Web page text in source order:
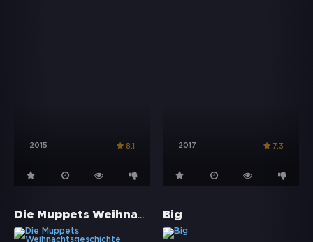
2015 8.1 2017 7.3
Die Muppets Weihnachtsgeschichte Big